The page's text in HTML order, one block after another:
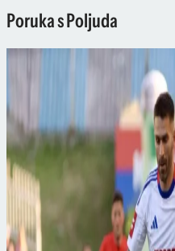
Poruka s Poljuda